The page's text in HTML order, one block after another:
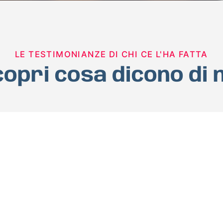
LE TESTIMONIANZE DI CHI CE L'HA FATTA
cosa dicono di